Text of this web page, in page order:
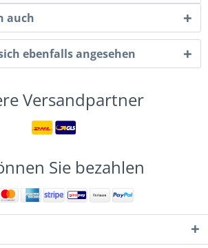
auch
ebenfalls angesehen
Versandpartner
Sie bezahlen